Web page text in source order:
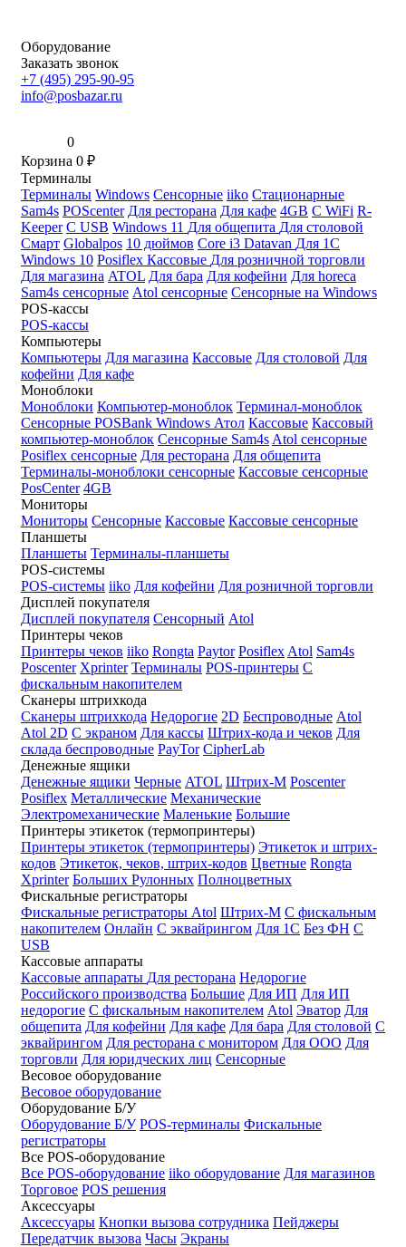
Оборудование
Заказать звонок
+7 (495) 295-90-95
info@posbazar.ru
0
Корзина 0 ₽
Терминалы
Терминалы Windows Сенсорные iiko Стационарные
Sam4s POScenter Для ресторана Для кафе 4GB С WiFi R-
Keeper С USB Windows 11 Для общепита Для столовой
Смарт Globalpos 10 дюймов Core i3 Datavan Для 1С
Windows 10 Posiflex Кассовые Для розничной торговли
Для магазина ATOL Для бара Для кофейни Для horeca
Sam4s сенсорные Atol сенсорные Сенсорные на Windows
POS-кассы
POS-кассы
Компьютеры
Компьютеры Для магазина Кассовые Для столовой Для
кофейни Для кафе
Моноблоки
Моноблоки Компьютер-моноблок Терминал-моноблок
Сенсорные POSBank Windows Атол Кассовые Кассовый
компьютер-моноблок Сенсорные Sam4s Atol сенсорные
Posiflex сенсорные Для ресторана Для общепита
Терминалы-моноблоки сенсорные Кассовые сенсорные
PosCenter 4GB
Мониторы
Мониторы Сенсорные Кассовые Кассовые сенсорные
Планшеты
Планшеты Терминалы-планшеты
POS-системы
POS-системы iiko Для кофейни Для розничной торговли
Дисплей покупателя
Дисплей покупателя Сенсорный Atol
Принтеры чеков
Принтеры чеков iiko Rongta Paytor Posiflex Atol Sam4s
Poscenter Xprinter Терминалы POS-принтеры С
фискальным накопителем
Сканеры штрихкода
Сканеры штрихкода Недорогие 2D Беспроводные Atol
Atol 2D С экраном Для кассы Штрих-кода и чеков Для
склада беспроводные PayTor CipherLab
Денежные ящики
Денежные ящики Черные ATOL Штрих-М Poscenter
Posiflex Металлические Механические
Электромеханические Маленькие Большие
Принтеры этикеток (термопринтеры)
Принтеры этикеток (термопринтеры) Этикеток и штрих-
кодов Этикеток, чеков, штрих-кодов Цветные Rongta
Xprinter Больших Рулонных Полноцветных
Фискальные регистраторы
Фискальные регистраторы Atol Штрих-М С фискальным
накопителем Онлайн С эквайрингом Для 1С Без ФН С
USB
Кассовые аппараты
Кассовые аппараты Для ресторана Недорогие
Российского производства Большие Для ИП Для ИП
недорогие С фискальным накопителем Atol Эватор Для
общепита Для кофейни Для кафе Для бара Для столовой С
эквайрингом Для ресторана с монитором Для ООО Для
торговли Для юридческих лиц Сенсорные
Весовое оборудование
Весовое оборудование
Оборудование Б/У
Оборудование Б/У POS-терминалы Фискальные
регистраторы
Все POS-оборудование
Все POS-оборудование iiko оборудование Для магазинов
Торговое POS решения
Аксессуары
Аксессуары Кнопки вызова сотрудника Пейджеры
Передатчик вызова Часы Экраны